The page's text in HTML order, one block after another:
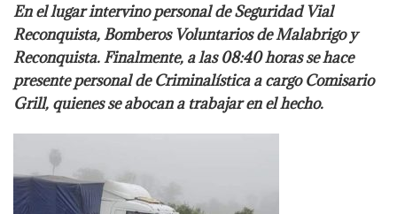
En el lugar intervino personal de Seguridad Vial
Reconquista, Bomberos Voluntarios de Malabrigo y
Reconquista. Finalmente, a las 08:40 horas se hace
presente personal de Criminalística a cargo Comisario
Grill, quienes se abocan a trabajar en el hecho.